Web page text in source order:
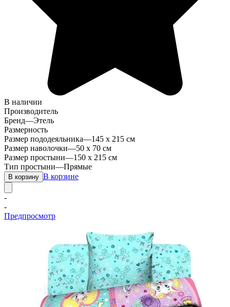
В наличии
Производитель
Бренд—Этель
Размерность
Размер пододеяльника—145 х 215 см
Размер наволочки—50 х 70 см
Размер простыни—150 х 215 см
Тип простыни—Прямые
В корзину В корзине
-
-
Предпросмотр